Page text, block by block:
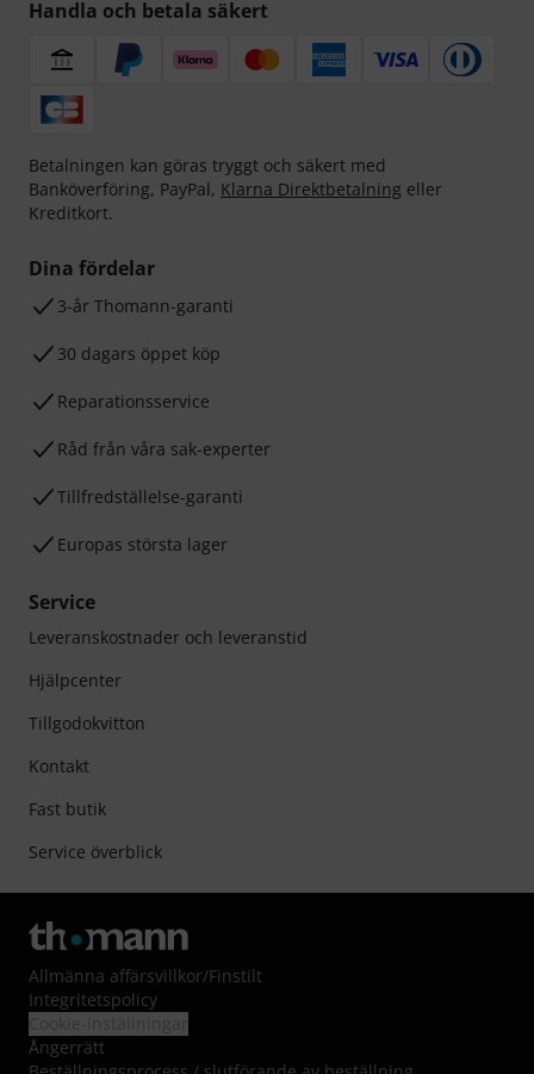
Handla och betala säkert
Betalningen kan göras tryggt och säkert med
Banköverföring, PayPal, Klarna Direktbetalning eller
Kreditkort.
Dina fördelar
3-år Thomann-garanti
30 dagars öppet köp
Reparationsservice
Råd från våra sak-experter
Tillfredställelse-garanti
Europas största lager
Service
Leveranskostnader och leveranstid
Hjälpcenter
Tillgodokvitton
Kontakt
Fast butik
Service överblick
Allmänna affärsvillkor/Finstilt
Integritetspolicy
Ångerrätt